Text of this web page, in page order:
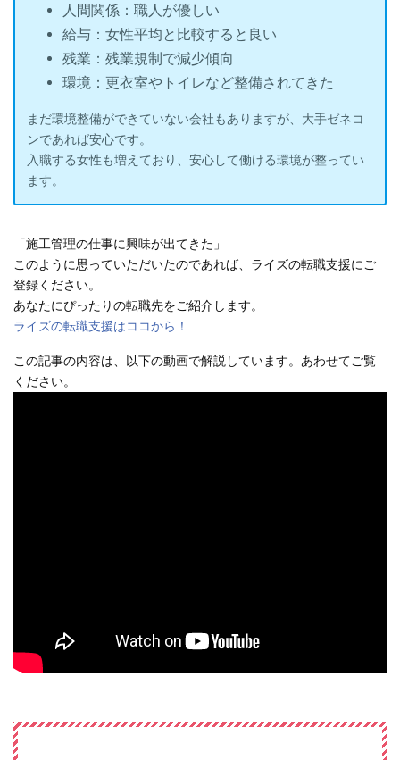
人間関係：職人が優しい
給与：女性平均と比較すると良い
残業：残業規制で減少傾向
環境：更衣室やトイレなど整備されてきた
まだ環境整備ができていない会社もありますが、大手ゼネコ
ンであれば安心です。
入職する女性も増えており、安心して働ける環境が整ってい
ます。
「施工管理の仕事に興味が出てきた」
このように思っていただいたのであれば、ライズの転職支援にご
登録ください。
あなたにぴったりの転職先をご紹介します。
ライズの転職支援はココから！
この記事の内容は、以下の動画で解説しています。あわせてご覧
ください。